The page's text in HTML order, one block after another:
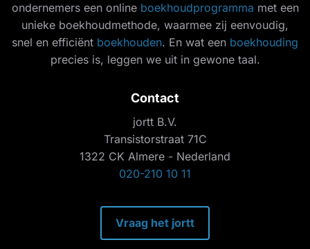
ondernemers een online boekhoudprogramma met een
unieke boekhoudmethode, waarmee zij eenvoudig,
snel en efficiënt boekhouden. En wat een boekhouding
precies is, leggen we uit in gewone taal.
Contact
jortt B.V.
Transistorstraat 71C
1322 CK Almere - Nederland
020-210 10 11
Vraag het jortt